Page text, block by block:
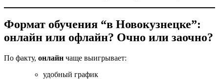
Формат обучения “в Новокузнецке”:
онлайн или офлайн? Очно или заочно?
По факту, онлайн чаще выигрывает:
удобный график